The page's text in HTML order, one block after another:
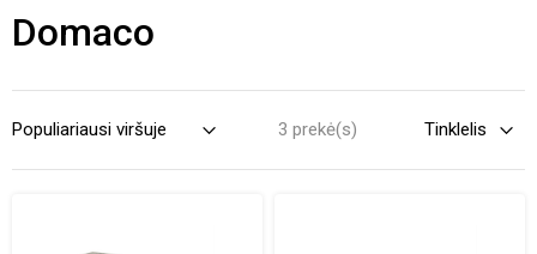
Domaco
3 prekė(s)